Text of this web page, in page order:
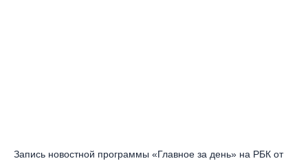
Запись новостной программы «Главное за день» на РБК от